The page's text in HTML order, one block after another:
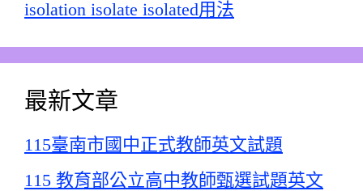
isolation isolate isolated用法
最新文章
115臺南市國中正式教師英文試題
115 教育部公立高中教師甄選試題英文